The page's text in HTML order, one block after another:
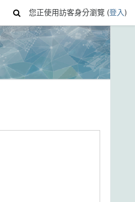
您正使用訪客身分瀏覽 (登入)